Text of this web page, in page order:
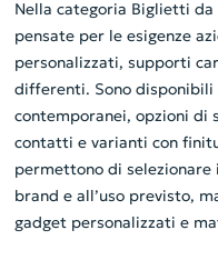
Nella categoria Biglietti
pensate per le esigenze
personalizzati, supporti
differenti. Sono disponibili
contemporanei, opzioni di
contatti e varianti con
permettono di
brand e all’uso previsto,
gadget personalizzati e